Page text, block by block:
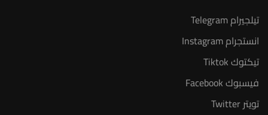
تيلجيرام Telegram
انستجرام Instagram
تيكتوك Tiktok
فيسبوك Facebook
تويتر Twitter